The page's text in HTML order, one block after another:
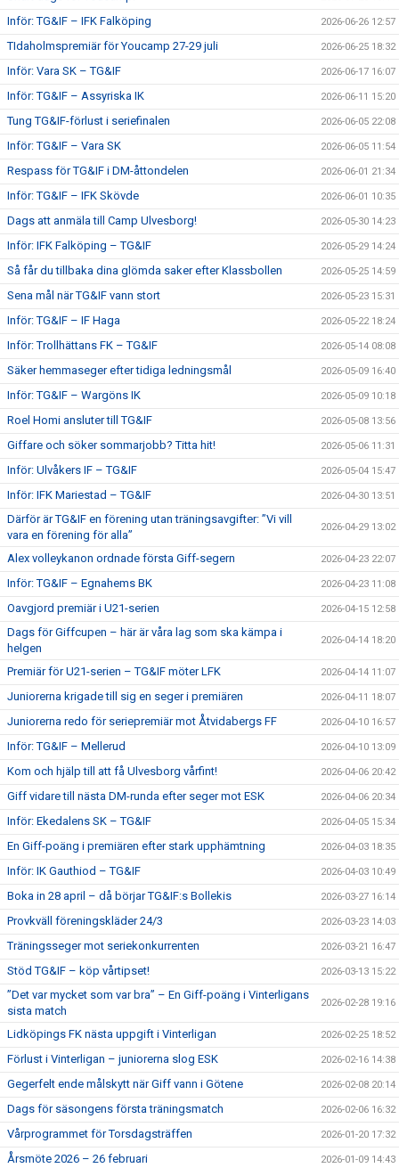
Inför: TG&IF – IFK Falköping 2026-06-26 12:57
TIdaholmspremiär för Youcamp 27-29 juli 2026-06-25 18:32
Inför: Vara SK – TG&IF 2026-06-17 16:07
Inför: TG&IF – Assyriska IK 2026-06-11 15:20
Tung TG&IF-förlust i seriefinalen 2026-06-05 22:08
Inför: TG&IF – Vara SK 2026-06-05 11:54
Respass för TG&IF i DM-åttondelen 2026-06-01 21:34
Inför: TG&IF – IFK Skövde 2026-06-01 10:35
Dags att anmäla till Camp Ulvesborg! 2026-05-30 14:23
Inför: IFK Falköping – TG&IF 2026-05-29 14:24
Så får du tillbaka dina glömda saker efter Klassbollen 2026-05-25 14:59
Sena mål när TG&IF vann stort 2026-05-23 15:31
Inför: TG&IF – IF Haga 2026-05-22 18:24
Inför: Trollhättans FK – TG&IF 2026-05-14 08:08
Säker hemmaseger efter tidiga ledningsmål 2026-05-09 16:40
Inför: TG&IF – Wargöns IK 2026-05-09 10:18
Roel Homi ansluter till TG&IF 2026-05-08 13:56
Giffare och söker sommarjobb? Titta hit! 2026-05-06 11:31
Inför: Ulvåkers IF – TG&IF 2026-05-04 15:47
Inför: IFK Mariestad – TG&IF 2026-04-30 13:51
Därför är TG&IF en förening utan träningsavgifter: ”Vi vill
vara en förening för alla”
2026-04-29 13:02
Alex volleykanon ordnade första Giff-segern 2026-04-23 22:07
Inför: TG&IF – Egnahems BK 2026-04-23 11:08
Oavgjord premiär i U21-serien 2026-04-15 12:58
Dags för Giffcupen – här är våra lag som ska kämpa i
helgen
2026-04-14 18:20
Premiär för U21-serien – TG&IF möter LFK 2026-04-14 11:07
Juniorerna krigade till sig en seger i premiären 2026-04-11 18:07
Juniorerna redo för seriepremiär mot Åtvidabergs FF 2026-04-10 16:57
Inför: TG&IF – Mellerud 2026-04-10 13:09
Kom och hjälp till att få Ulvesborg vårfint! 2026-04-06 20:42
Giff vidare till nästa DM-runda efter seger mot ESK 2026-04-06 20:34
Inför: Ekedalens SK – TG&IF 2026-04-05 15:34
En Giff-poäng i premiären efter stark upphämtning 2026-04-03 18:35
Inför: IK Gauthiod – TG&IF 2026-04-03 10:49
Boka in 28 april – då börjar TG&IF:s Bollekis 2026-03-27 16:14
Provkväll föreningskläder 24/3 2026-03-23 14:03
Träningsseger mot seriekonkurrenten 2026-03-21 16:47
Stöd TG&IF – köp vårtipset! 2026-03-13 15:22
”Det var mycket som var bra” – En Giff-poäng i Vinterligans
sista match
2026-02-28 19:16
Lidköpings FK nästa uppgift i Vinterligan 2026-02-25 18:52
Förlust i Vinterligan – juniorerna slog ESK 2026-02-16 14:38
Gegerfelt ende målskytt när Giff vann i Götene 2026-02-08 20:14
Dags för säsongens första träningsmatch 2026-02-06 16:32
Vårprogrammet för Torsdagsträffen 2026-01-20 17:32
Årsmöte 2026 – 26 februari 2026-01-09 14:43